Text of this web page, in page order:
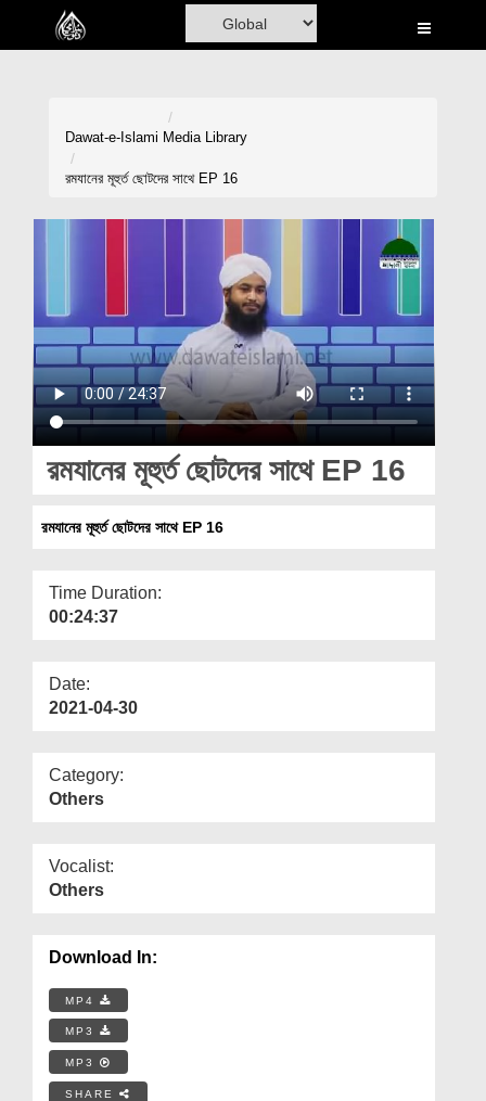
Home
Donation
Magazine
Our Websites
More
Dawat-e-Islami Media Library
রমযানের মূহুর্ত ছোটদের সাথে EP 16
রমযানের মূহুর্ত ছোটদের সাথে EP 16
রমযানের মূহুর্ত ছোটদের সাথে EP 16
Time Duration:
00:24:37
Date:
2021-04-30
Category:
Others
Vocalist:
Others
Download In:
MP4
MP3
MP3
SHARE